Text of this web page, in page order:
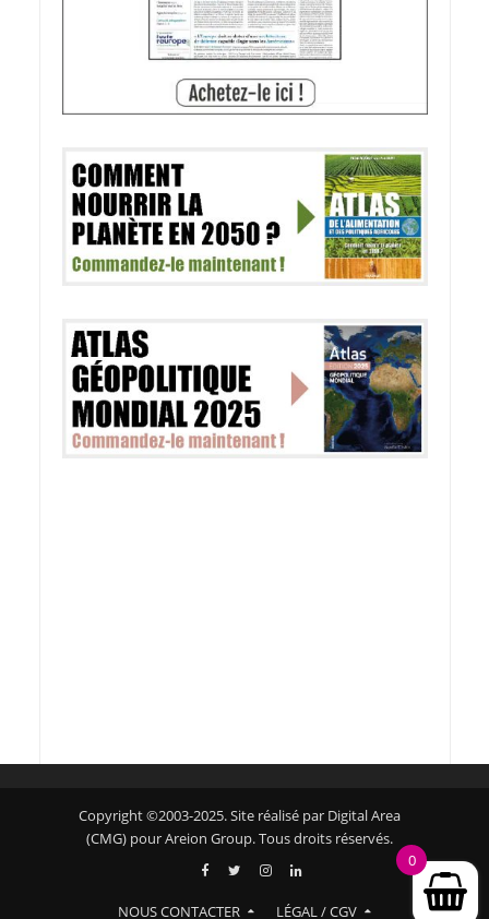
Copyright ©2003-2025. Site réalisé par Digital Area
(CMG) pour Areion Group. Tous droits réservés.
NOUS CONTACTER LÉGAL / CGV
0